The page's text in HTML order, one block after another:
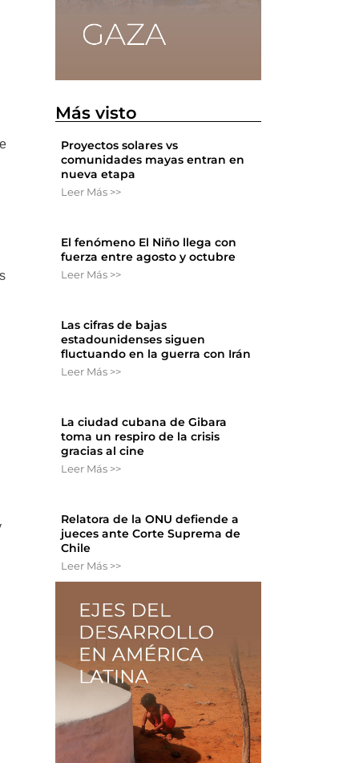
Más visto
Proyectos solares vs
comunidades mayas entran en
nueva etapa
Leer Más >>
El fenómeno El Niño llega con
fuerza entre agosto y octubre
Leer Más >>
Las cifras de bajas
estadounidenses siguen
fluctuando en la guerra con Irán
Leer Más >>
La ciudad cubana de Gibara
toma un respiro de la crisis
gracias al cine
Leer Más >>
Relatora de la ONU defiende a
jueces ante Corte Suprema de
Chile
Leer Más >>